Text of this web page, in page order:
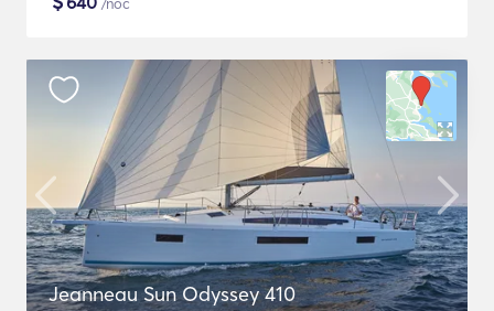
Jeanneau Sun Odyssey 410